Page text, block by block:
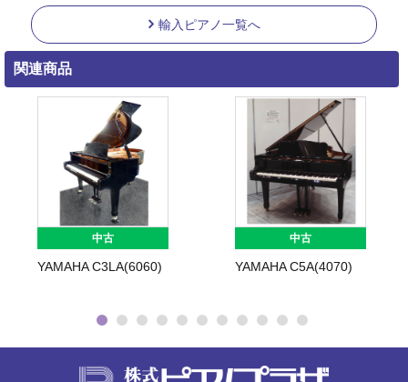
輸入ピアノ一覧へ
関連商品
中古
YAMAHA C3LA(6060)
中古
YAMAHA C5A(4070)